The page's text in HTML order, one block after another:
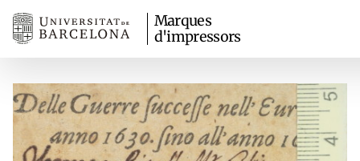
Marques
d'impressors